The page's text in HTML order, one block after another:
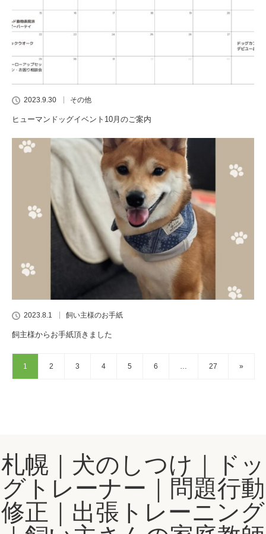
2023.9.30 その他
ヒューマンドッグイベント10月のご案内
2023.8.1 飼い主様のお手紙
飼主様からお手紙頂きました
1 2 3 4 5 6 27 »
札幌｜犬のしつけ｜ドッ
グトレーナー｜問題行動
修正｜出張トレーニング